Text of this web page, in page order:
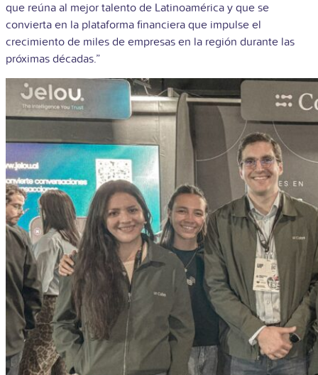
que reúna al mejor talento de Latinoamérica y que se
convierta en la plataforma financiera que impulse el
crecimiento de miles de empresas en la región durante las
próximas décadas.”